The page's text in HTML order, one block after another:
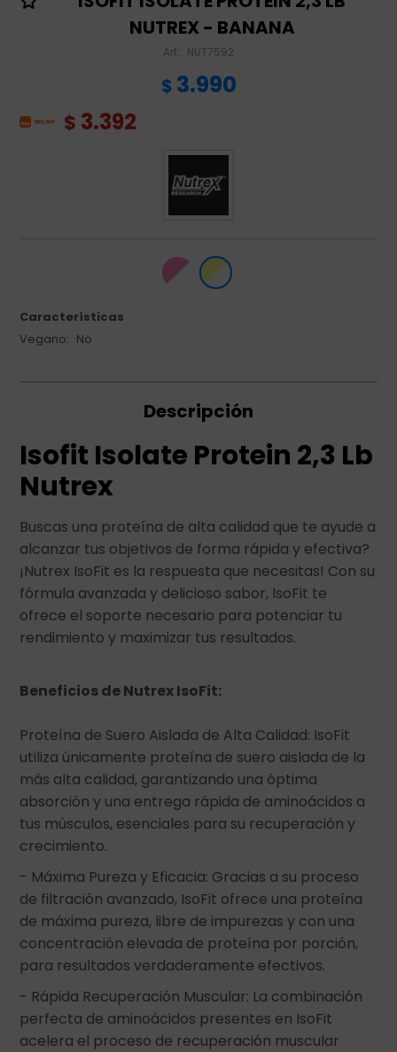
NUTREX - BANANA
NUT7592
$ 3.990
$ 3.392
Características
Vegano
No
Descripción
Isofit Isolate Protein 2,3 Lb
Nutrex
Buscas una proteína de alta calidad que te ayude a
alcanzar tus objetivos de forma rápida y efectiva?
¡Nutrex IsoFit es la respuesta que necesitas! Con su
fórmula avanzada y delicioso sabor, IsoFit te
ofrece el soporte necesario para potenciar tu
rendimiento y maximizar tus resultados.
Beneficios de Nutrex IsoFit:
Proteína de Suero Aislada de Alta Calidad: IsoFit
utiliza únicamente proteína de suero aislada de la
más alta calidad, garantizando una óptima
absorción y una entrega rápida de aminoácidos a
tus músculos, esenciales para su recuperación y
crecimiento.
- Máxima Pureza y Eficacia: Gracias a su proceso
de filtración avanzado, IsoFit ofrece una proteína
de máxima pureza, libre de impurezas y con una
concentración elevada de proteína por porción,
para resultados verdaderamente efectivos.
- Rápida Recuperación Muscular: La combinación
perfecta de aminoácidos presentes en IsoFit
acelera el proceso de recuperación muscular